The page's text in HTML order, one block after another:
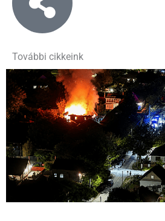
További cikkeink